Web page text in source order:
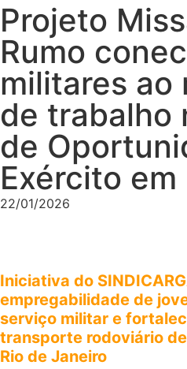
Projeto
Rumo
militares ao
de trabalho
de
Exército
22/01/2026
Iniciativa do
empregabilidade de
serviço militar e
transporte rodoviário
Rio de Janeiro